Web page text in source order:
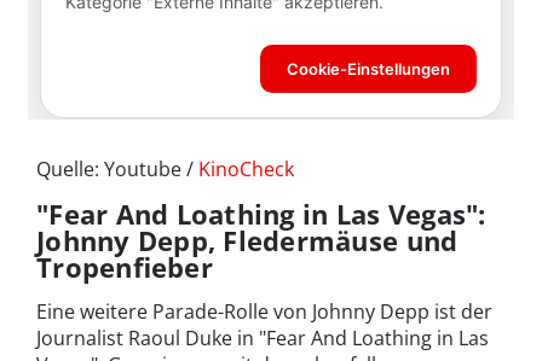
Quelle: Youtube / KinoCheck
"Fear And Loathing in Las Vegas":
Johnny Depp, Fledermäuse und
Tropenfieber
Eine weitere Parade-Rolle von Johnny Depp ist der
Journalist Raoul Duke in "Fear And Loathing in Las